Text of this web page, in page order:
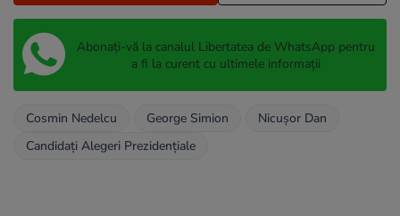
Abonați-vă la canalul Libertatea de WhatsApp pentru
a fi la curent cu ultimele informații
Cosmin Nedelcu George Simion
Nicușor Dan
Candidați Alegeri Prezidențiale